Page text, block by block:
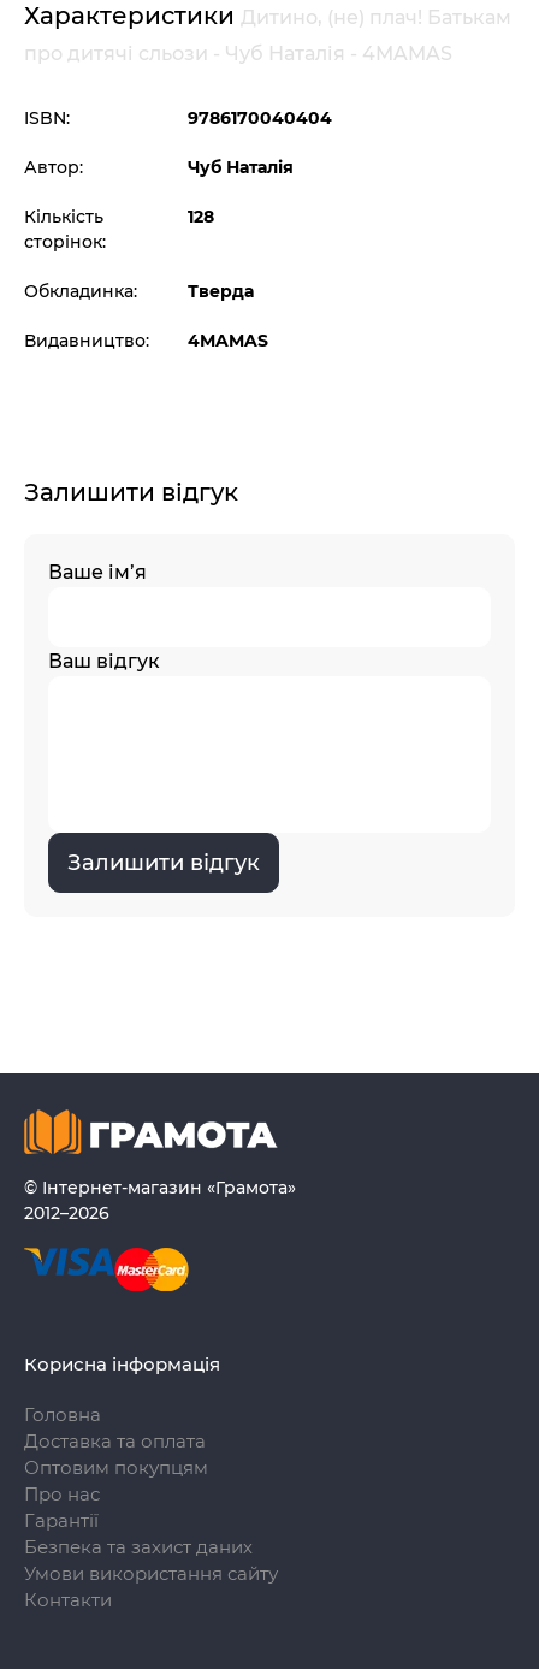
Характеристики Дитино, (не) плач! Батькам
про дитячі сльози - Чуб Наталія - 4MAMAS
ISBN: 9786170040404
Автор: Чуб Наталія
Кількість
сторінок:
128
Обкладинка: Тверда
Видавництво: 4MAMAS
Залишити відгук
Ваше ім’я
Ваш відгук
Залишити відгук
© Інтернет-магазин «Грамота»
2012–2026
Корисна інформація
Головна
Доставка та оплата
Оптовим покупцям
Про нас
Гарантії
Безпека та захист даних
Умови використання сайту
Контакти